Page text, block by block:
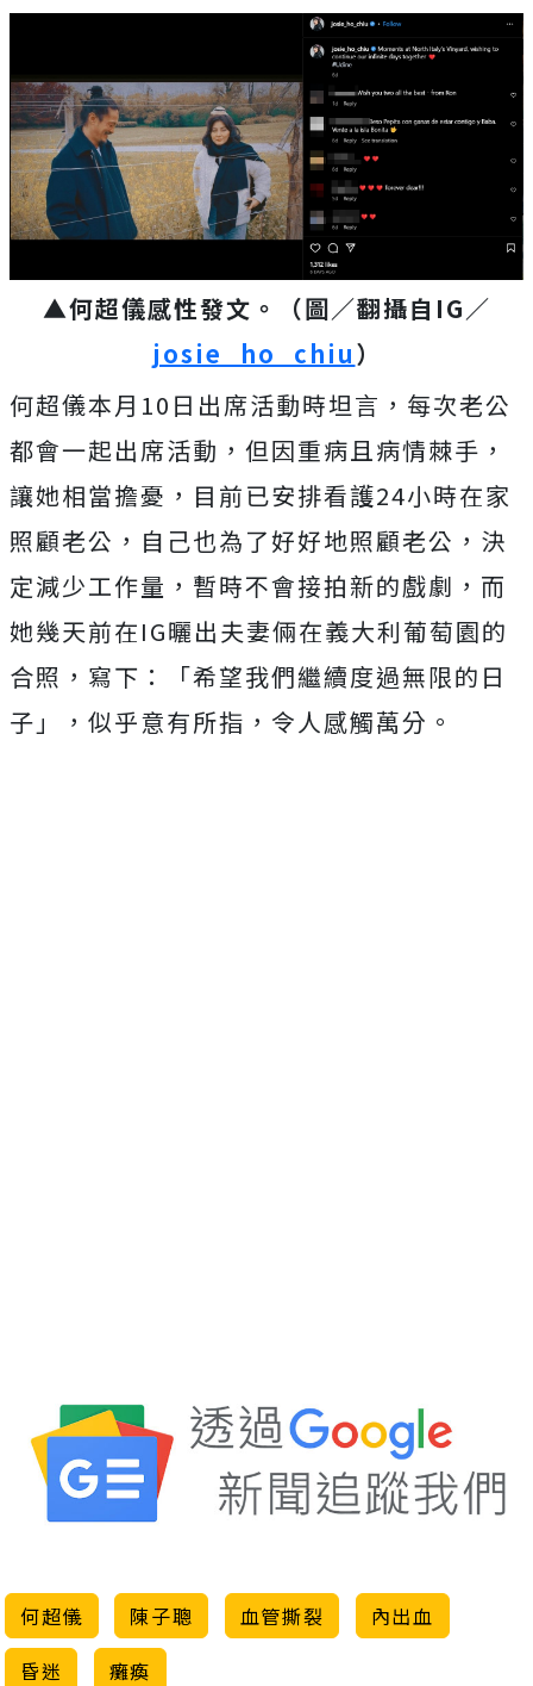
▲何超儀感性發文。（圖／翻攝自IG／
josie_ho_chiu）
何超儀本月10日出席活動時坦言，每次老公
都會一起出席活動，但因重病且病情棘手，
讓她相當擔憂，目前已安排看護24小時在家
照顧老公，自己也為了好好地照顧老公，決
定減少工作量，暫時不會接拍新的戲劇，而
她幾天前在IG曬出夫妻倆在義大利葡萄園的
合照，寫下：「希望我們繼續度過無限的日
子」，似乎意有所指，令人感觸萬分。
何超儀 陳子聰 血管撕裂
內出血
昏迷
癱瘓